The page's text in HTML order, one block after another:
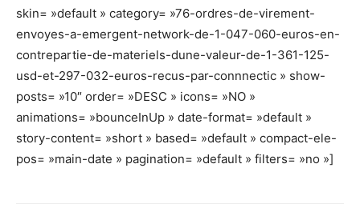
skin= »default » category= »76-ordres-de-virement-
envoyes-a-emergent-network-de-1-047-060-euros-en-
contrepartie-de-materiels-dune-valeur-de-1-361-125-
usd-et-297-032-euros-recus-par-connnectic » show-
posts= »10″ order= »DESC » icons= »NO »
animations= »bounceInUp » date-format= »default »
story-content= »short » based= »default » compact-ele-
pos= »main-date » pagination= »default » filters= »no »]